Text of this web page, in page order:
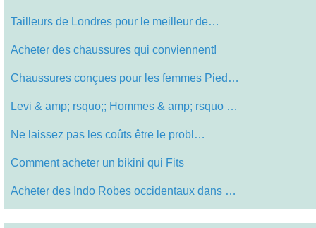
Tailleurs de Londres pour le meilleur de…
Acheter des chaussures qui conviennent!
Chaussures conçues pour les femmes Pied…
Levi & amp; rsquo;; Hommes & amp; rsquo …
Ne laissez pas les coûts être le probl…
Comment acheter un bikini qui Fits
Acheter des Indo Robes occidentaux dans …